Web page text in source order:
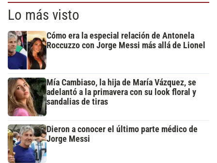
Lo más visto
Cómo era la especial relación de Antonela
Roccuzzo con Jorge Messi más allá de Lionel
Mía Cambiaso, la hija de María Vázquez, se
adelantó a la primavera con su look floral y
sandalias de tiras
Dieron a conocer el último parte médico de
Jorge Messi